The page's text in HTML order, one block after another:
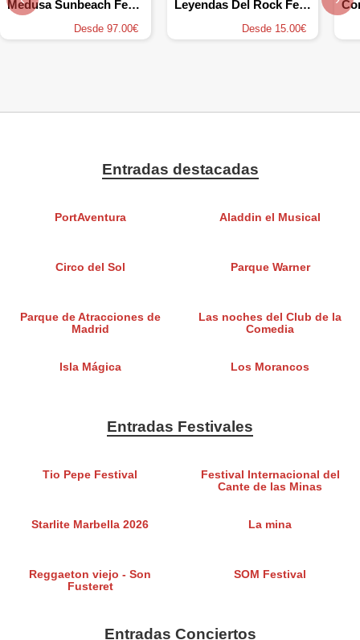
Medusa Sunbeach Festival 2026
Desde 97.00€
Leyendas Del Rock Festival 2026
Desde 15.00€
Entradas destacadas
PortAventura Aladdin el Musical
Circo del Sol Parque Warner
Parque de Atracciones de
Madrid
Las noches del Club de la
Comedia
Isla Mágica Los Morancos
Entradas Festivales
Tio Pepe Festival
Festival Internacional del
Cante de las Minas
Starlite Marbella 2026 La mina
Reggaeton viejo - Son
Fusteret
SOM Festival
Entradas Conciertos